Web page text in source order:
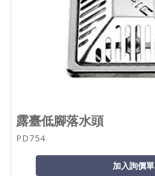
露臺低腳落水頭
PD754
加入詢價單